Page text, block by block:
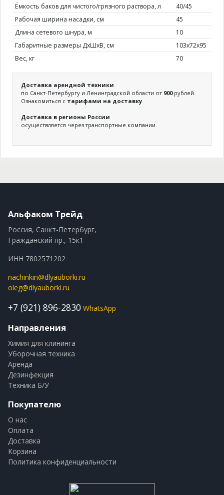
Ёмкость баков для чистого/грязного раствора, л
40/45
Рабочая ширина насадки, см
45
Длина сетевого шнура, м
10
Габаритные размеры ДхШхВ, см
103х72х95
Вес, кг
70
Доставка арендной техники
по Санкт-Петербургу и Ленинградской области от 900рублей.
Ознакомиться с тарифами на доставку
Доставка в регионы России
осуществляется через транспортные компании.
Альфаком Трейд
Россия, Санкт-Петербург,
Гражданский пр., 15к1
ИНН 7802571202
nachinkin@dlyauborki.ru
oleg@dlyauborki.ru
+7 (921) 896-2830 WhatsApp
Направления
Химия для клининга
Уборочная техника
Аренда
Дезинфекция
Техника Б/У
Покупателю
О нас
Оплата
Доставка
Корзина
Политика конфиденциальности